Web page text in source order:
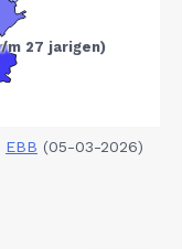
EBB (05-03-2026)